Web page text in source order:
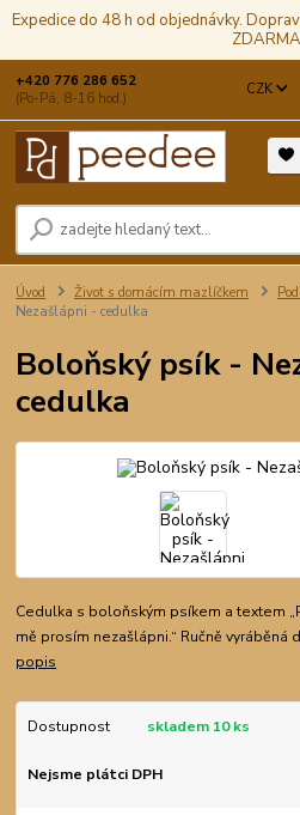
Expedice do 48 h od objednávky.
CZK
+420 776 286 652
(Po-Pá, 8-16 hod.)
Úvod Život s domácím mazlíčkem
Nezašlápni - cedulka
Boloňský psík -
cedulka
Cedulka s boloňským psíkem a textem
mě prosím nezašlápni.“ Ručně vyráběná
popis
Dostupnost skladem 10 ks
Nejsme plátci DPH